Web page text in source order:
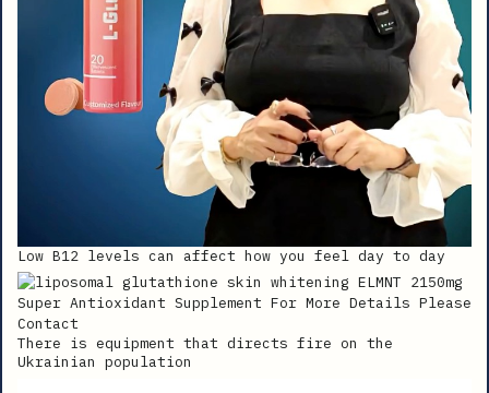
Low B12 levels can affect how you feel day to day
There is equipment that directs fire on the
Ukrainian population